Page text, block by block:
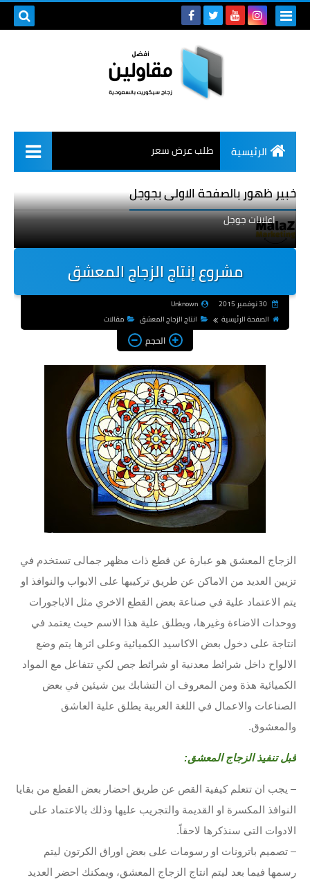
الرئيسية طلب عرض سعر
خبير ظهور بالصفحة الاولى بجوجل
اعلانات جوجل
مشروع إنتاج الزجاج المعشق
30 نوفمبر 2015
Unknown
الصفحة الرئيسية
انتاج الزجاج المعشق مقالات
الحجم
الزجاج المعشق هو عبارة عن قطع ذات مظهر جمالى تستخدم في
تزيين العديد من الاماكن عن طريق تركيبها على الابواب والنوافذ او
يتم الاعتماد علية في صناعة بعض القطع الاخري مثل الاباجورات
ووحدات الاضاءة وغيرها، ويطلق علية هذا الاسم حيث يعتمد في
انتاجة على دخول بعض الاكاسيد الكميائية وعلى اثرها يتم وضع
الالواح داخل شرائط معدنية او شرائط جص لكي تتفاعل مع المواد
الكميائية هذة ومن المعروف ان التشابك بين شيئين في بعض
الصناعات والاعمال في اللغة العربية يطلق علية العاشق
والمعشوق.
قبل تنفيذ الزجاج المعشق:
– يجب ان تتعلم كيفية القص عن طريق احضار بعض القطع من بقايا
النوافذ المكسرة او القديمة والتجريب عليها وذلك بالاعتماد على
الادوات التى سنذكرها لاحقاً.
– تصميم باترونات او رسومات على بعض اوراق الكرتون ليتم
رسمها فيما بعد ليتم انتاج الزجاج المعشق، ويمكنك احضر العديد